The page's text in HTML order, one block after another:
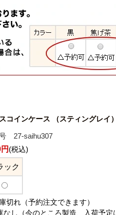
コインケース （スティングレイ）
27-saihu307
(税込)
ック
切れ（予約注文できます）
なし（今のところ製造、入荷予定